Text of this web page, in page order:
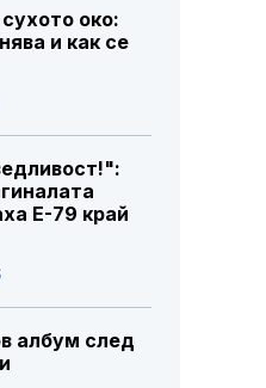
око:
и как се
Е-79 край
албум след